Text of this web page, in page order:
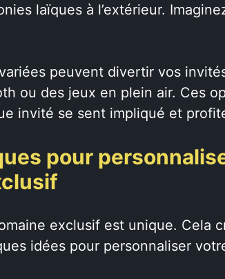
laïques à l’extérieur.
peuvent divertir vos
ou des jeux en plein air. Ces
invité se sent impliqué et
pour
exclusif est unique. Cela
idées pour personnaliser